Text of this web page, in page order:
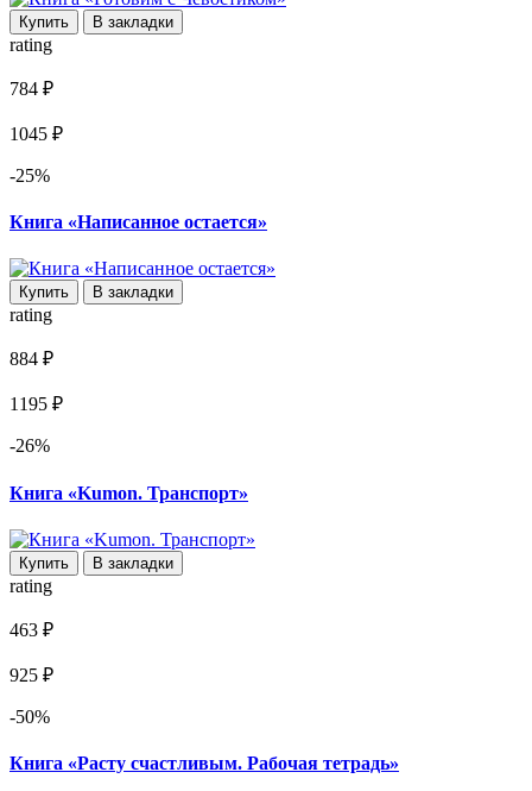
Купить В закладки
rating
784 ₽
1045 ₽
-25%
Книга «Написанное остается»
Купить В закладки
rating
884 ₽
1195 ₽
-26%
Книга «Kumon. Транспорт»
Купить В закладки
rating
463 ₽
925 ₽
-50%
Книга «Расту счастливым. Рабочая тетрадь»